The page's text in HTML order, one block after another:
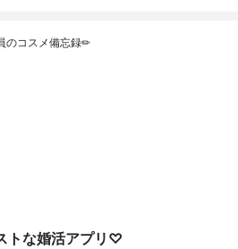
のコスメ備忘録✏︎
トな婚活アプリ♡